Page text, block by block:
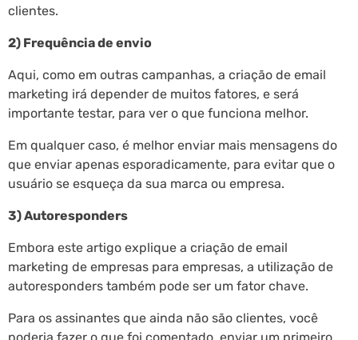
clientes.
2) Frequência de envio
Aqui, como em outras campanhas, a criação de email
marketing irá depender de muitos fatores, e será
importante testar, para ver o que funciona melhor.
Em qualquer caso, é melhor enviar mais mensagens do
que enviar apenas esporadicamente, para evitar que o
usuário se esqueça da sua marca ou empresa.
3) Autoresponders
Embora este artigo explique a criação de email
marketing de empresas para empresas, a utilização de
autoresponders também pode ser um fator chave.
Para os assinantes que ainda não são clientes, você